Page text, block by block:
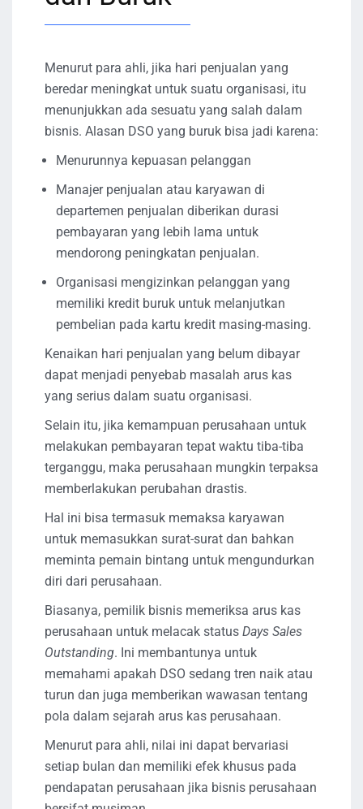
Menurut para ahli, jika hari penjualan yang
beredar meningkat untuk suatu organisasi, itu
menunjukkan ada sesuatu yang salah dalam
bisnis. Alasan DSO yang buruk bisa jadi karena:
Menurunnya kepuasan pelanggan
Manajer penjualan atau karyawan di
departemen penjualan diberikan durasi
pembayaran yang lebih lama untuk
mendorong peningkatan penjualan.
Organisasi mengizinkan pelanggan yang
memiliki kredit buruk untuk melanjutkan
pembelian pada kartu kredit masing-masing.
Kenaikan hari penjualan yang belum dibayar
dapat menjadi penyebab masalah arus kas
yang serius dalam suatu organisasi.
Selain itu, jika kemampuan perusahaan untuk
melakukan pembayaran tepat waktu tiba-tiba
terganggu, maka perusahaan mungkin terpaksa
memberlakukan perubahan drastis.
Hal ini bisa termasuk memaksa karyawan
untuk memasukkan surat-surat dan bahkan
meminta pemain bintang untuk mengundurkan
diri dari perusahaan.
Biasanya, pemilik bisnis memeriksa arus kas
perusahaan untuk melacak status Days Sales
Outstanding. Ini membantunya untuk
memahami apakah DSO sedang tren naik atau
turun dan juga memberikan wawasan tentang
pola dalam sejarah arus kas perusahaan.
Menurut para ahli, nilai ini dapat bervariasi
setiap bulan dan memiliki efek khusus pada
pendapatan perusahaan jika bisnis perusahaan